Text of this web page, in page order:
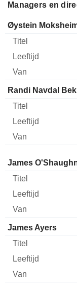
Managers en
Bedrijfsleider Titel
Øystein
Randi Navdal
Bestuurder Titel
James
James Ayers